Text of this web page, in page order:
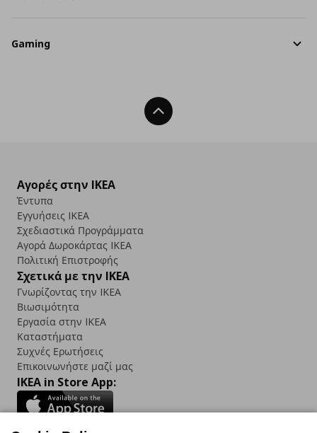
Gaming
Back To Top
Αγορές στην IKEA
Έντυπα
Εγγυήσεις IKEA
Σχεδιαστικά Προγράμματα
Αγορά Δωρoκάρτας IKEA
Πολιτική Επιστροφής
Σχετικά με την IKEA
Γνωρίζοντας την IKEA
Βιωσιμότητα
Εργασία στην IKEA
Καταστήματα
Συχνές Ερωτήσεις
Επικοινωνήστε μαζί μας
IKEA in Store App: